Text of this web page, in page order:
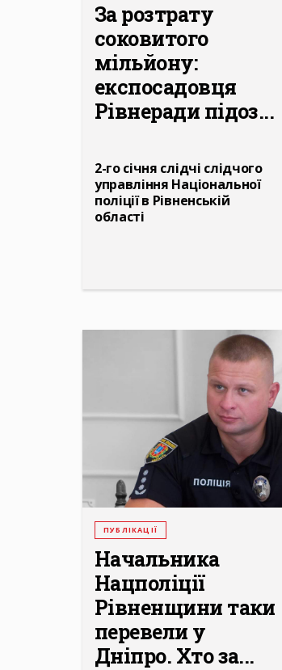
За розтрату
соковитого
мільйону:
експосадовця
Рівнеради підоз...
2-го січня слідчі слідчого
управління Національної
поліції в Рівненській
області
ПУБЛІКАЦІЇ
Начальника
Нацполіції
Рівненщини таки
перевели у
Дніпро. Хто за...